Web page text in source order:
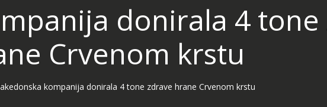
donirala 4 tone
Crvenom krstu
kompanija donirala 4 tone zdrave hrane Crvenom krstu